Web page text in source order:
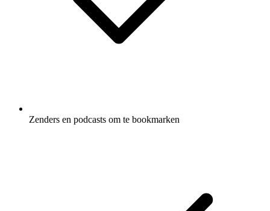
Zenders en podcasts om te bookmarken